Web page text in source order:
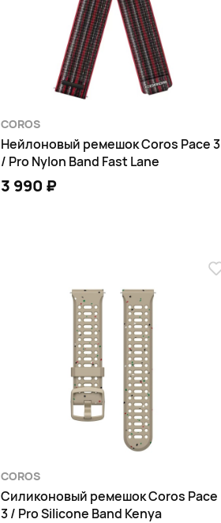
COROS
Нейлоновый ремешок Coros Pace 3
/ Pro Nylon Band Fast Lane
3 990 ₽
COROS
Силиконовый ремешок Coros Pace
3 / Pro Silicone Band Kenya